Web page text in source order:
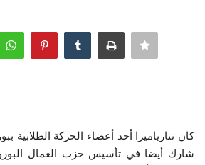
شارك أيضا في تأسيس حزب العمال